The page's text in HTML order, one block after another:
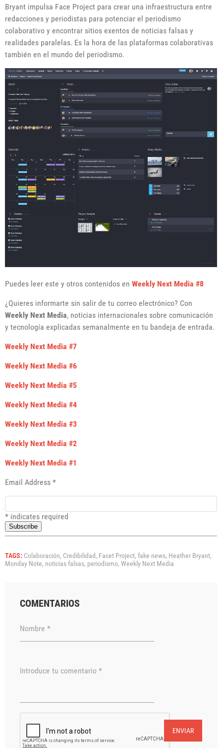
Bryant impulsa Face Project para crear una infraestructura entre
redacciones y periodistas para potenciar el periodismo
colaborativo y encontrar sitios exentos de noticias falsas y
realidades paralelas. Es la hora de las plataformas colaborativas
también en el mundo del periodismo.
Puedes leer este y otros contenidos en Weekly Next Media #8
¿Quieres informarte sin salir de tu correo electrónico? Con
Weekly Next Media, noticias internacionales sobre comunicación
y tecnología explicadas semanalmente en tu bandeja de entrada.
Weekly Next Media #7
Weekly Next Media #6
Weekly Next Media #5
Weekly Next Media #4
Weekly Next Media #3
Weekly Next Media #2
Weekly Next Media #1
Email Address *
* indicates required
TAGS: Colaboración, Credibilidad, Facet Project, fake news, Heather Bryant,
Monday Note, noticias falsas, periodismo, Weekly Next Media
COMENTARIOS
Nombre *
Introduce tu comentario *
ENVIAR